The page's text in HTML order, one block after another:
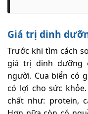
Giá trị dinh
Trước khi tìm cách
giá trị dinh dưỡng
người. Cua biển có
có lợi cho sức
chất như: protein,